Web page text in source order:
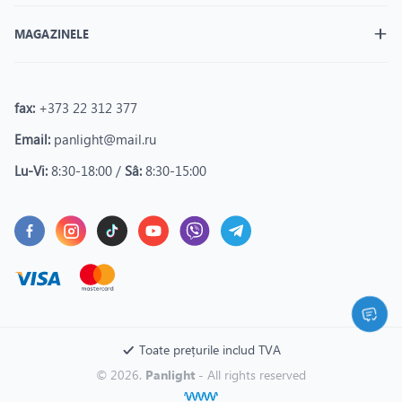
MAGAZINELE
fax: +373 22 312 377
Email: panlight@mail.ru
Lu-Vi: 8:30-18:00 / Sâ: 8:30-15:00
© 2026. Panlight - All rights reserved
Toate prețurile includ TVA